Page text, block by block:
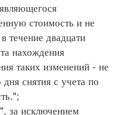
стоимость и не
течение двадцати
нахождения
таких изменений - не
снятия с учета по
за исключением